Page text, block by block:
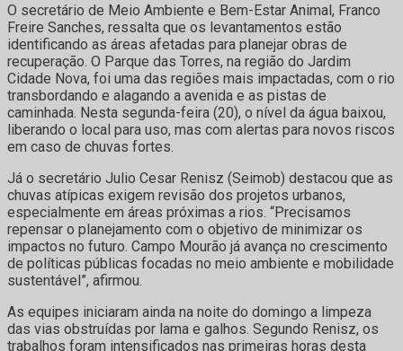
O secretário de Meio Ambiente e Bem-Estar Animal, Franco
Freire Sanches, ressalta que os levantamentos estão
identificando as áreas afetadas para planejar obras de
recuperação. O Parque das Torres, na região do Jardim
Cidade Nova, foi uma das regiões mais impactadas, com o rio
transbordando e alagando a avenida e as pistas de
caminhada. Nesta segunda-feira (20), o nível da água baixou,
liberando o local para uso, mas com alertas para novos riscos
em caso de chuvas fortes.
Já o secretário Julio Cesar Renisz (Seimob) destacou que as
chuvas atípicas exigem revisão dos projetos urbanos,
especialmente em áreas próximas a rios. “Precisamos
repensar o planejamento com o objetivo de minimizar os
impactos no futuro. Campo Mourão já avança no crescimento
de políticas públicas focadas no meio ambiente e mobilidade
sustentável”, afirmou.
As equipes iniciaram ainda na noite do domingo a limpeza
das vias obstruídas por lama e galhos. Segundo Renisz, os
trabalhos foram intensificados nas primeiras horas desta